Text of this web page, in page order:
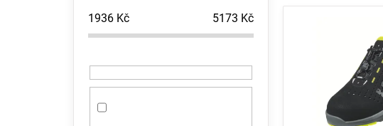
1936 Kč 5173 Kč
n